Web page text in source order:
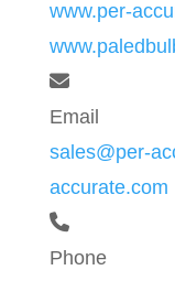
www.per-
Email
sales@per-
accurate.com
Phone